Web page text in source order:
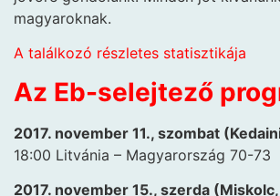
magyaroknak.
A találkozó részletes statisztikája
Az Eb-selejtező
2017. november 11., szombat
18:00 Litvánia – Magyarország 70-73
2017. november 15., szerda